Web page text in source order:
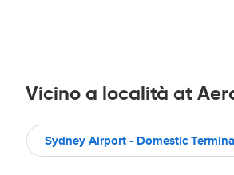
Vicino a località at
Sydney Airport - Domestic